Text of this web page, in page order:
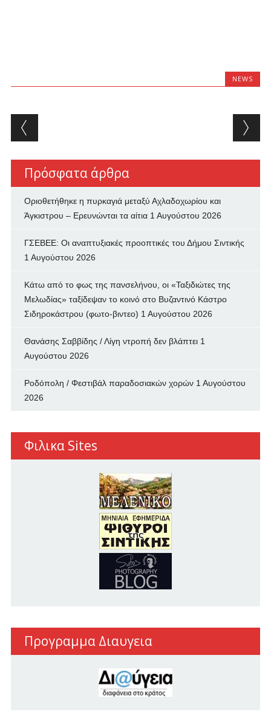
NEWS
Post navigation
Πρόσφατα άρθρα
Οριοθετήθηκε η πυρκαγιά μεταξύ Αχλαδοχωρίου και
Άγκιστρου – Ερευνώνται τα αίτια 1 Αυγούστου 2026
ΓΣΕΒΕΕ: Οι αναπτυξιακές προοπτικές του Δήμου Σιντικής
1 Αυγούστου 2026
Κάτω από το φως της πανσελήνου, οι «Ταξιδιώτες της
Μελωδίας» ταξίδεψαν το κοινό στο Βυζαντινό Κάστρο
Σιδηροκάστρου (φωτο-βιντεο) 1 Αυγούστου 2026
Θανάσης Σαββίδης / Λίγη ντροπή δεν βλάπτει 1
Αυγούστου 2026
Ροδόπολη / Φεστιβάλ παραδοσιακών χορών 1 Αυγούστου
2026
Φιλικα Sites
Προγραμμα Διαυγεια